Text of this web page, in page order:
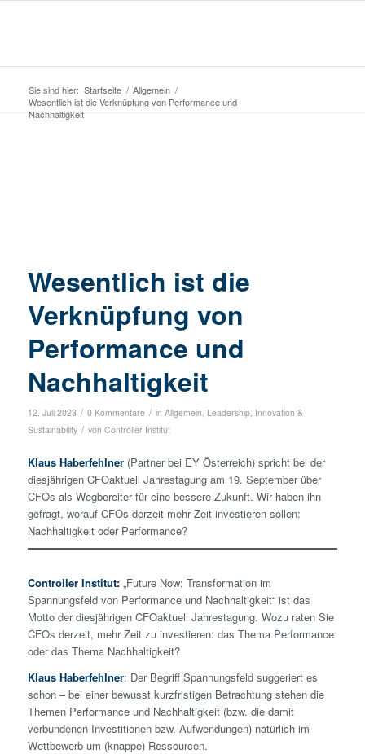
Sie sind hier: Startseite / Allgemein /
Wesentlich ist die Verknüpfung von Performance und
Nachhaltigkeit
Wesentlich ist die
Verknüpfung von
Performance und
Nachhaltigkeit
12. Juli 2023 / 0 Kommentare / in Allgemein Leadership, Innovation &
Sustainability / von Controller Institut
Klaus Haberfehlner(Partner bei EY Österreich) spricht bei der
diesjährigen CFOaktuell Jahrestagung am 19. September über
CFOs als Wegbereiter für eine bessere Zukunft. Wir haben ihn
gefragt, worauf CFOs derzeit mehr Zeit investieren sollen:
Nachhaltigkeit oder Performance?
Controller Institut: „Future Now: Transformation im
Spannungsfeld von Performance und Nachhaltigkeit“ ist das
Motto der diesjährigen CFOaktuell Jahrestagung. Wozu raten Sie
CFOs derzeit, mehr Zeit zu investieren: das Thema Performance
oder das Thema Nachhaltigkeit?
Klaus Haberfehlner: Der Begriff Spannungsfeld suggeriert es
schon – bei einer bewusst kurzfristigen Betrachtung stehen die
Themen Performance und Nachhaltigkeit (bzw. die damit
verbundenen Investitionen bzw. Aufwendungen) natürlich im
Wettbewerb um (knappe) Ressourcen.